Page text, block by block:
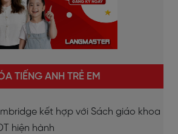
TIẾNG ANH TRẺ EM
kết hợp với Sách giáo khoa
hiện hành